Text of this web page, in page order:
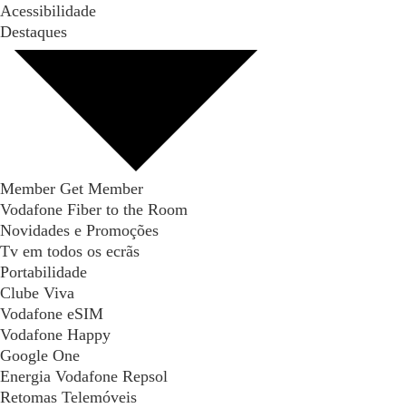
Acessibilidade
Destaques
Member Get Member
Vodafone Fiber to the Room
Novidades e Promoções
Tv em todos os ecrãs
Portabilidade
Clube Viva
Vodafone eSIM
Vodafone Happy
Google One
Energia Vodafone Repsol
Retomas Telemóveis